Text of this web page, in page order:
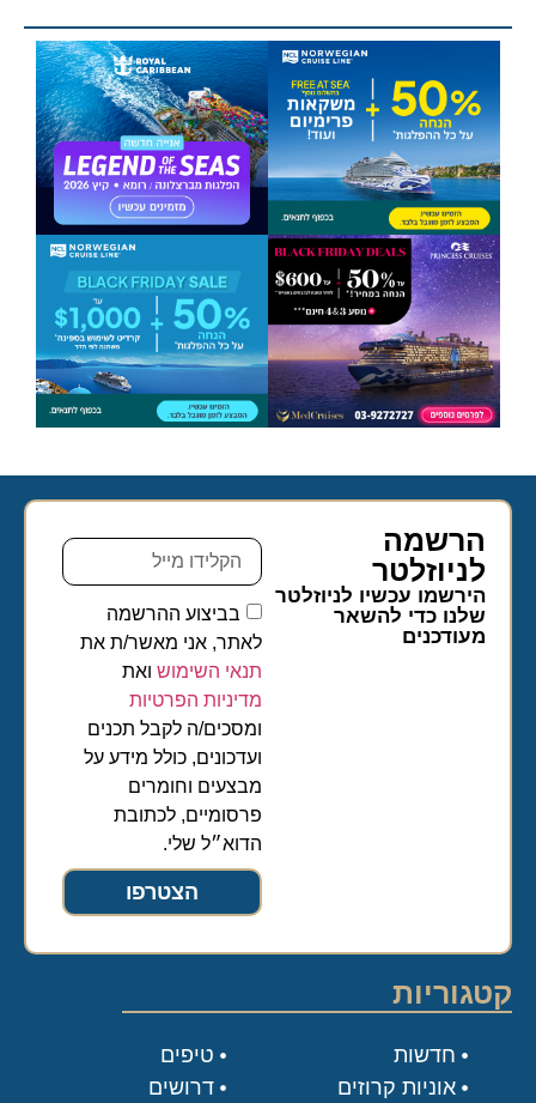
הרשמה
לניוזלטר​
הירשמו עכשיו לניוזלטר
שלנו כדי להשאר
מעודכנים
בביצוע ההרשמה
לאתר, אני מאשר/ת את
תנאי השימושואת
מדיניות הפרטיות
ומסכים/ה לקבל תכנים
ועדכונים, כולל מידע על
מבצעים וחומרים
פרסומיים, לכתובת
הדוא״ל שלי.
הצטרפו
קטגוריות
טיפים
דרושים
חדשות
אוניות קרוזים